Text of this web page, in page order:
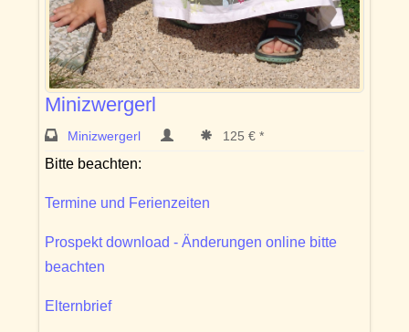
Minizwergerl
Minizwergerl 125 € *
Bitte beachten:
Termine und Ferienzeiten
Prospekt download - Änderungen online bitte
beachten
Elternbrief